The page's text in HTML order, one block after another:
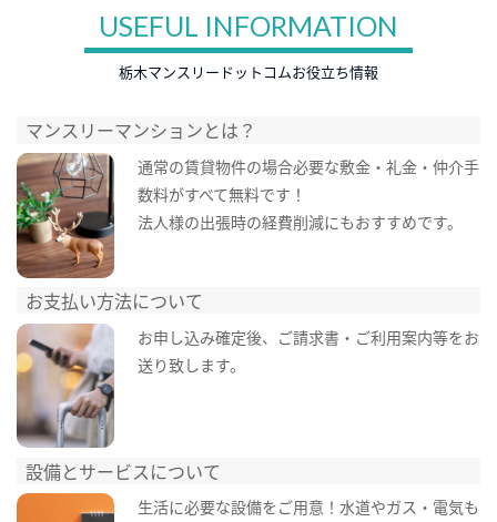
USEFUL INFORMATION
栃木マンスリードットコムお役立ち情報
マンスリーマンションとは？
通常の賃貸物件の場合必要な敷金・礼金・仲介手
数料がすべて無料です！
法人様の出張時の経費削減にもおすすめです。
お支払い方法について
お申し込み確定後、ご請求書・ご利用案内等をお
送り致します。
設備とサービスについて
生活に必要な設備をご用意！水道やガス・電気も